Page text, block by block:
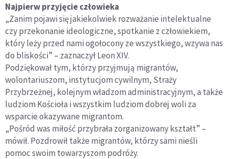
Najpierw przyjęcie człowieka
„Zanim pojawi się jakiekolwiek rozważanie intelektualne
czy przekonanie ideologiczne, spotkanie z człowiekiem,
który leży przed nami ogołocony ze wszystkiego, wzywa nas
do bliskości” – zaznaczył Leon XIV.
Podziękował tym, którzy przyjmują migrantów,
wolontariuszom, instytucjom cywilnym, Straży
Przybrzeżnej, kolejnym władzom administracyjnym, a także
ludziom Kościoła i wszystkim ludziom dobrej woli za
wsparcie okazywane migrantom.
„Pośród was miłość przybrała zorganizowany kształt” –
mówił. Pozdrowił także migrantów, którzy sami nieśli
pomoc swoim towarzyszom podróży.